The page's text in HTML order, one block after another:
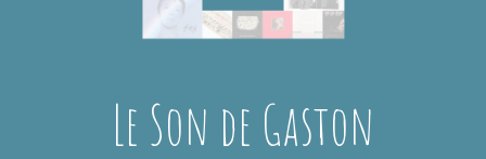
Le Son de Gaston